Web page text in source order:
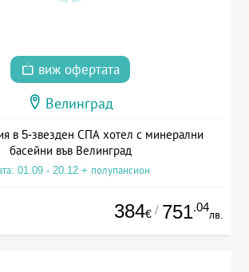
виж офертата
Велинград
в 5-звезден СПА хотел с минерални
басейни във Велинград
01.09 - 20.12 + полупансион
384€ / 751.04
лв.